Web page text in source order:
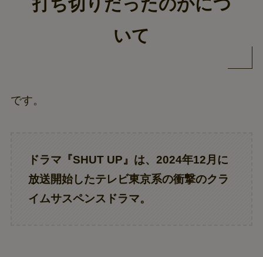
打ち切りだったのかにつ
いて
です。
ドラマ『SHUT UP』は、2024年12月に
放送開始したテレビ東京系の衝撃のクラ
イムサスペンスドラマ。